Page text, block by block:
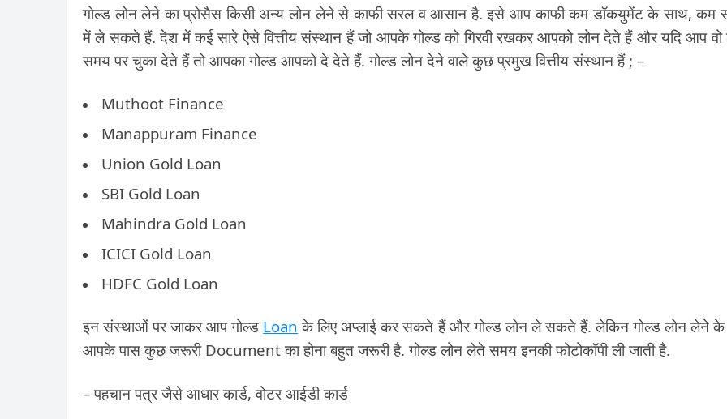
गोल्ड लोन लेने का प्रोसैस किसी अन्य लोन लेने से काफी सरल व आसान है. इसे आप काफी कम डॉकयुमेंट के साथ, कम
में ले सकते हैं. देश में कई सारे ऐसे वित्तीय संस्थान हैं जो आपके गोल्ड को गिरवी रखकर आपको लोन देते हैं और यदि आप वो
समय पर चुका देते हैं तो आपका गोल्ड आपको दे देते हैं. गोल्ड लोन देने वाले कुछ प्रमुख वित्तीय संस्थान हैं ; –
Muthoot Finance
Manappuram Finance
Union Gold Loan
SBI Gold Loan
Mahindra Gold Loan
ICICI Gold Loan
HDFC Gold Loan
इन संस्थाओं पर जाकर आप गोल्ड Loan के लिए अप्लाई कर सकते हैं और गोल्ड लोन ले सकते हैं. लेकिन गोल्ड लोन लेने के
आपके पास कुछ जरूरी Document का होना बहुत जरूरी है. गोल्ड लोन लेते समय इनकी फोटोकॉपी ली जाती है.
– पहचान पत्र जैसे आधार कार्ड, वोटर आईडी कार्ड